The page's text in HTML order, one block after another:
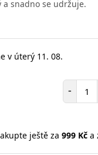
snadno se udržuje.
v úterý 11. 08.
-
ještě za 999 Kča